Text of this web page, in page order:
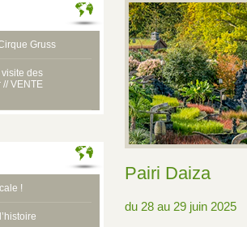
Gruss
des
// VENTE
!
Pairi Daiza
du 28 au 29 juin 2025